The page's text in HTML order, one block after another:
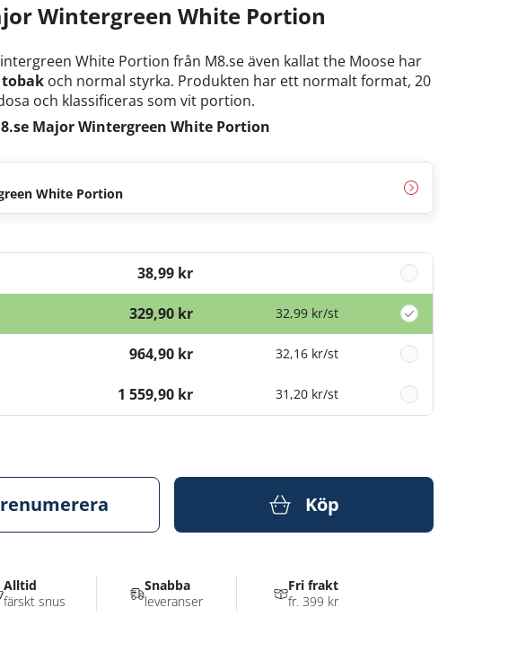
Wintergreen White Portion
White Portion från M8.se även kallat the Moose har
och normal styrka. Produkten har ett normalt format, 20
och klassificeras som vit portion.
Major Wintergreen White Portion
White Portion
38,99 kr
329,90 kr 32,99 kr/st
964,90 kr 32,16 kr/st
1 559,90 kr 31,20 kr/st
Köp
Alltid
färskt snus
Snabba
leveranser
Fri frakt
fr. 399 kr